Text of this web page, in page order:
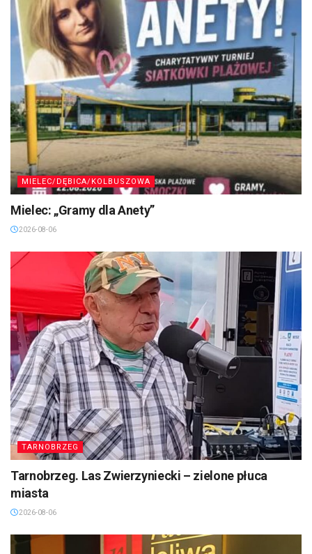
MIELEC/DĘBICA/KOLBUSZOWA
Mielec: „Gramy dla Anety”
2026-08-06
TARNOBRZEG
Tarnobrzeg. Las Zwierzyniecki – zielone płuca
miasta
2026-08-06